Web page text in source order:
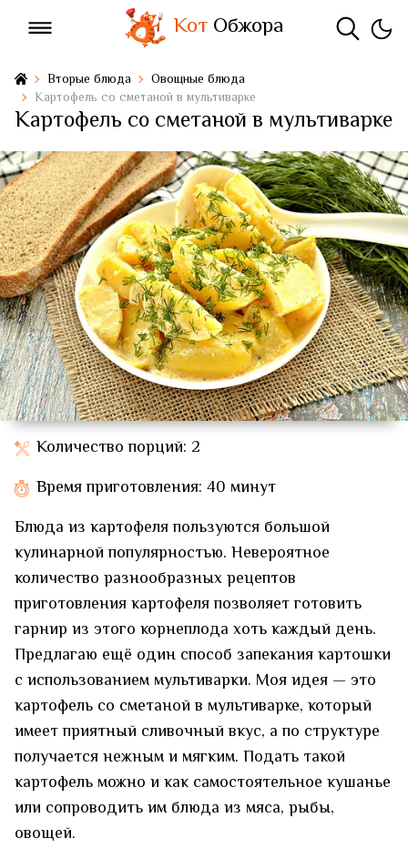
КотОбжора
Вторые блюда
Овощные блюда
Картофель со сметаной в мультиварке
Картофель со сметаной в мультиварке
Количество порций: 2
Время приготовления: 40 минут
Блюда из картофеля пользуются большой
кулинарной популярностью. Невероятное
количество разнообразных рецептов
приготовления картофеля позволяет готовить
гарнир из этого корнеплода хоть каждый день.
Предлагаю ещё один способ запекания картошки
с использованием мультиварки. Моя идея — это
картофель со сметаной в мультиварке, который
имеет приятный сливочный вкус, а по структуре
получается нежным и мягким. Подать такой
картофель можно и как самостоятельное кушанье
или сопроводить им блюда из мяса, рыбы,
овощей.